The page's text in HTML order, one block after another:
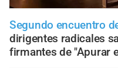
Segundo encuentro
dirigentes radicales
firmantes de "Apurar